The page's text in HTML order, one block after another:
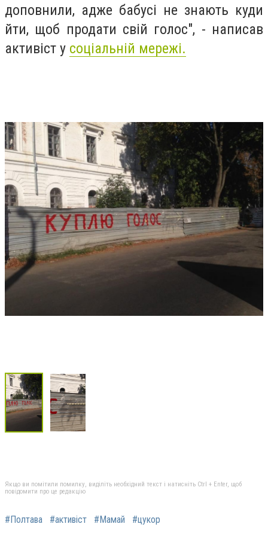
доповнили, адже бабусі не знають куди
йти, щоб продати свій голос", - написав
активіст у соціальній мережі.
Якщо ви помітили помилку, виділіть необхідний текст і натисніть Ctrl + Enter, щоб
повідомити про це редакцію
#Полтава #активіст #Мамай #цукор